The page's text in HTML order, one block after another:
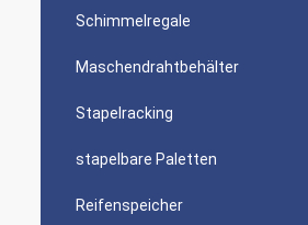
Schimmelregale
Maschendrahtbehälter
Stapelracking
stapelbare Paletten
Reifenspeicher